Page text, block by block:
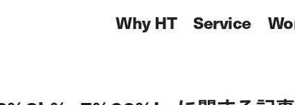
Why HT Service